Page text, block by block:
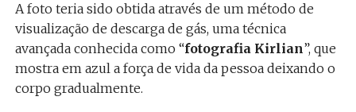
A foto teria sido obtida através de um método de
visualização de descarga de gás, uma técnica
avançada conhecida como “fotografia Kirlian”, que
mostra em azul a força de vida da pessoa deixando o
corpo gradualmente.